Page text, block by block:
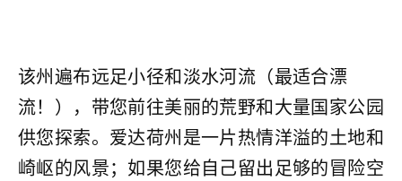
该州遍布远足小径和淡水河流（最适合漂
流！），带您前往美丽的荒野和大量国家公园
供您探索。爱达荷州是一片热情洋溢的土地和
崎岖的风景；如果您给自己留出足够的冒险空